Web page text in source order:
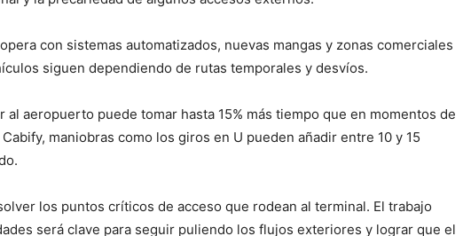
con sistemas automatizados, nuevas mangas y zonas comerciales
siguen dependiendo de rutas temporales y desvíos.
al aeropuerto puede tomar hasta 15% más tiempo que en momentos de
maniobras como los giros en U pueden añadir entre 10 y 15
los puntos críticos de acceso que rodean al terminal. El trabajo
será clave para seguir puliendo los flujos exteriores y lograr que el